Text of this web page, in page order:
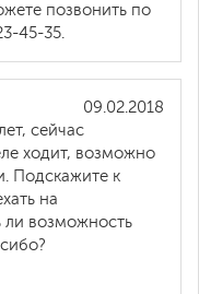
позвонить по
45-35.
09.02.2018
сейчас
ходит, возможно
Подскажите к
на
ли возможность